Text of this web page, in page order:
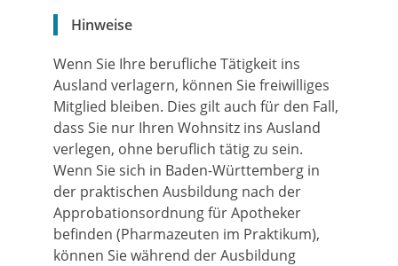
Hinweise
Wenn Sie Ihre berufliche Tätigkeit ins
Ausland verlagern, können Sie freiwilliges
Mitglied bleiben. Dies gilt auch für den Fall,
dass Sie nur Ihren Wohnsitz ins Ausland
verlegen, ohne beruflich tätig zu sein.
Wenn Sie sich in Baden-Württemberg in
der praktischen Ausbildung nach der
Approbationsordnung für Apotheker
befinden (Pharmazeuten im Praktikum),
können Sie während der Ausbildung